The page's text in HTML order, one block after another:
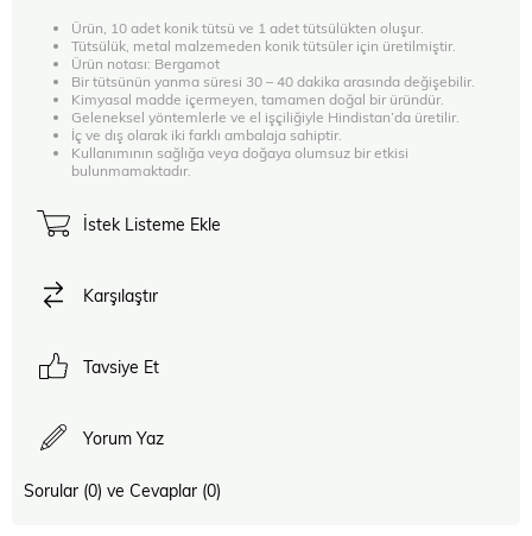
Ürün, 10 adet konik tütsü ve 1 adet tütsülükten oluşur.
Tütsülük, metal malzemeden konik tütsüler için üretilmiştir.
Ürün notası: Bergamot
Bir tütsünün yanma süresi 30 – 40 dakika arasında değişebilir.
Kimyasal madde içermeyen, tamamen doğal bir üründür.
Geleneksel yöntemlerle ve el işçiliğiyle Hindistan’da üretilir.
İç ve dış olarak iki farklı ambalaja sahiptir.
Kullanımının sağlığa veya doğaya olumsuz bir etkisi
bulunmamaktadır.
İstek Listeme Ekle
Karşılaştır
Tavsiye Et
Yorum Yaz
Sorular (0) ve Cevaplar (0)